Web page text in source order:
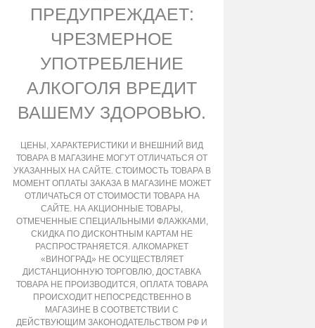
ПРЕДУПРЕЖДАЕТ:
ЧРЕЗМЕРНОЕ
УПОТРЕБЛЕНИЕ
АЛКОГОЛЯ ВРЕДИТ
ВАШЕМУ ЗДОРОВЬЮ.
ЦЕНЫ, ХАРАКТЕРИСТИКИ И ВНЕШНИЙ ВИД
ТОВАРА В МАГАЗИНЕ МОГУТ ОТЛИЧАТЬСЯ ОТ
УКАЗАННЫХ НА САЙТЕ. СТОИМОСТЬ ТОВАРА В
МОМЕНТ ОПЛАТЫ ЗАКАЗА В МАГАЗИНЕ МОЖЕТ
ОТЛИЧАТЬСЯ ОТ СТОИМОСТИ ТОВАРА НА
САЙТЕ. НА АКЦИОННЫЕ ТОВАРЫ,
ОТМЕЧЕННЫЕ СПЕЦИАЛЬНЫМИ ФЛАЖКАМИ,
СКИДКА ПО ДИСКОНТНЫМ КАРТАМ НЕ
РАСПРОСТРАНЯЕТСЯ. АЛКОМАРКЕТ
«ВИНОГРАД» НЕ ОСУЩЕСТВЛЯЕТ
ДИСТАНЦИОННУЮ ТОРГОВЛЮ, ДОСТАВКА
ТОВАРА НЕ ПРОИЗВОДИТСЯ, ОПЛАТА ТОВАРА
ПРОИСХОДИТ НЕПОСРЕДСТВЕННО В
МАГАЗИНЕ В СООТВЕТСТВИИ С
ДЕЙСТВУЮЩИМ ЗАКОНОДАТЕЛЬСТВОМ РФ И